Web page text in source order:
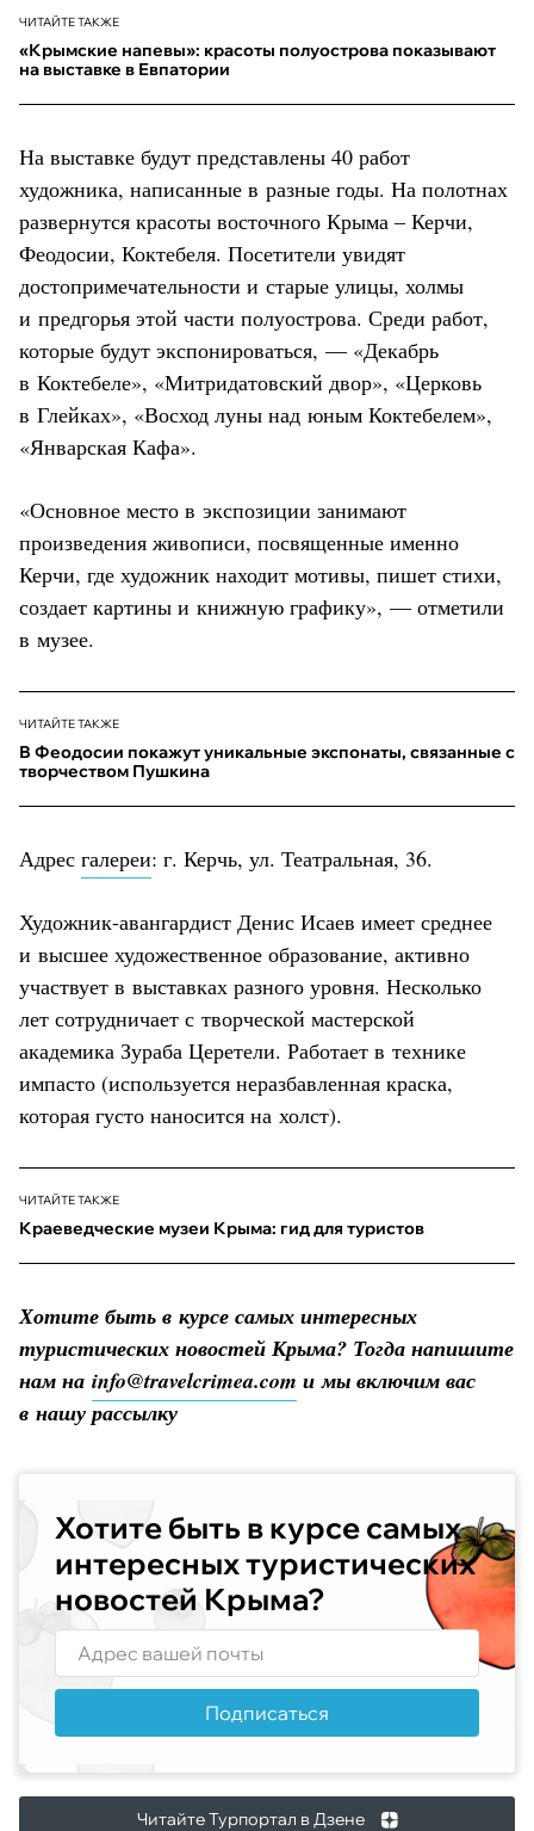
ЧИТАЙТЕ ТАКЖЕ
«Крымские напевы»: красоты полуострова показывают
на выставке в Евпатории
На выставке будут представлены 40 работ
художника, написанные в разные годы. На полотнах
развернутся красоты восточного Крыма – Керчи,
Феодосии, Коктебеля. Посетители увидят
достопримечательности и старые улицы, холмы
и предгорья этой части полуострова. Среди работ,
которые будут экспонироваться, — «Декабрь
в Коктебеле», «Митридатовский двор», «Церковь
в Глейках», «Восход луны над юным Коктебелем»,
«Январская Кафа».
«Основное место в экспозиции занимают
произведения живописи, посвященные именно
Керчи, где художник находит мотивы, пишет стихи,
создает картины и книжную графику», — отметили
в музее.
ЧИТАЙТЕ ТАКЖЕ
В Феодосии покажут уникальные экспонаты, связанные с
творчеством Пушкина
Адрес галереи: г. Керчь, ул. Театральная, 36.
Художник-авангардист Денис Исаев имеет среднее
и высшее художественное образование, активно
участвует в выставках разного уровня. Несколько
лет сотрудничает с творческой мастерской
академика Зураба Церетели. Работает в технике
импасто (используется неразбавленная краска,
которая густо наносится на холст).
ЧИТАЙТЕ ТАКЖЕ
Краеведческие музеи Крыма: гид для туристов
Хотите быть в курсе самых интересных
туристических новостей Крыма? Тогда напишите
нам на info@travelcrimea.com и мы включим вас
в нашу рассылку
Хотите быть в курсе самых
интересных туристических
новостей Крыма?
Подписаться
Читайте Турпортал в Дзене